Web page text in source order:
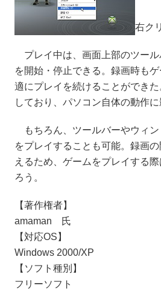
右ク
プレイ中は、画面上部のツー
を開始・停止できる。録画時も
適にプレイを続けることができ
しており、パソコン自体の動作
もちろん、ツールバーやウィン
をプレイすることも可能。録画
えるため、ゲームをプレイする
ろう。
【著作権者】
amaman 氏
【対応OS】
Windows 2000/XP
【ソフト種別】
フリーソフト